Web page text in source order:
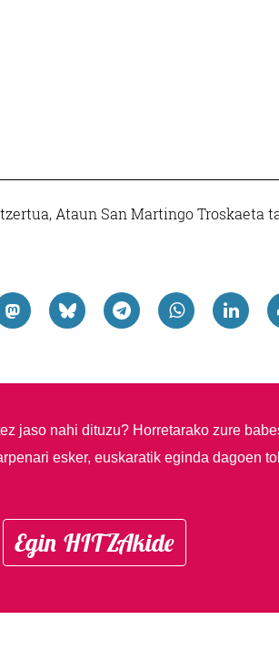
Ataun San Martingo Troskaeta
jaso nahi dituzu? Horretarako zure
esker, euskaratik eginda dagoen
Egin HITZAkide